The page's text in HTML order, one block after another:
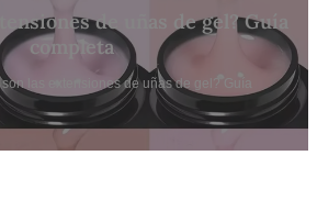
de uñas de gel? Guía
completa
las extensiones de uñas de gel? Guía